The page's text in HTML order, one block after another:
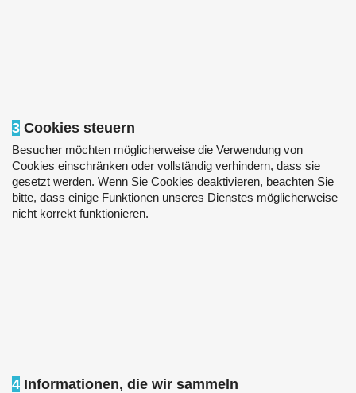
3 Cookies steuern
Besucher möchten möglicherweise die Verwendung von
Cookies einschränken oder vollständig verhindern, dass sie
gesetzt werden. Wenn Sie Cookies deaktivieren, beachten Sie
bitte, dass einige Funktionen unseres Dienstes möglicherweise
nicht korrekt funktionieren.
4 Informationen, die wir sammeln